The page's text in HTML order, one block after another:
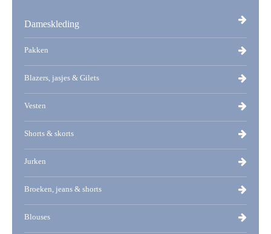
Dameskleding
Pakken
Blazers, jasjes & Gilets
Vesten
Shorts & skorts
Jurken
Broeken, jeans & shorts
Blouses